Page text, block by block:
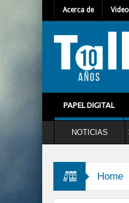
Acerca de
PAPEL DIGITAL
NOTICIAS
servicio al C-2 Greyhound Air
Home